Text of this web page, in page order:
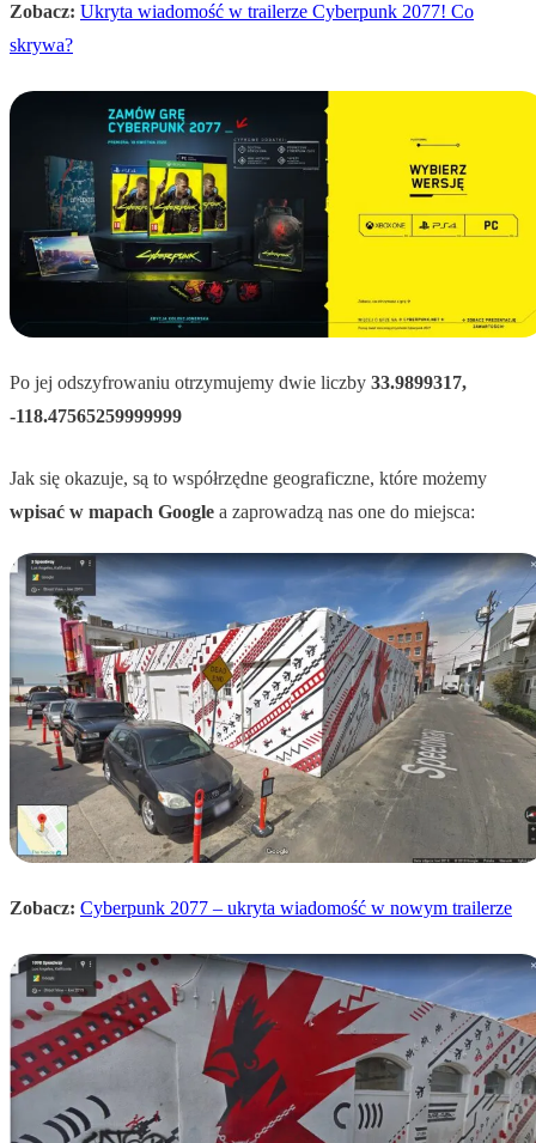
Zobacz: Ukryta wiadomość w trailerze Cyberpunk 2077! Co
skrywa?
Po jej odszyfrowaniu otrzymujemy dwie liczby 33.9899317,
-118.47565259999999
Jak się okazuje, są to współrzędne geograficzne, które możemy
wpisać w mapach Google a zaprowadzą nas one do miejsca:
Zobacz: Cyberpunk 2077 – ukryta wiadomość w nowym trailerze